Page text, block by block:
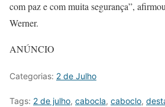
com paz e com muita segurança”,
Werner.
ANÚNCIO
Categorias: 2 de Julho
Tags: 2 de julho, cabocla, caboclo,